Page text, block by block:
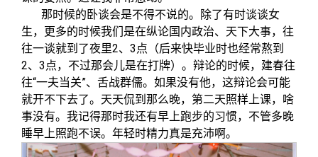
那时候的卧谈会是不得不说的。除了有时谈谈女
生，更多的时候我们是在纵论国内政治、天下大事，往
往一谈就到了夜里2、3点 （后来快毕业时也经常熬到
2、3点，不过那会儿是在打牌） 。辩论的时候，建春往
往“一夫当关”、舌战群儒。如果没有他，这辩论会可能
就开不下去了。天天侃到那么晚，第二天照样上课，啥
事没有。我记得那时我还有早上跑步的习惯，不管多晚
睡早上照跑不误。年轻时精力真是充沛啊。